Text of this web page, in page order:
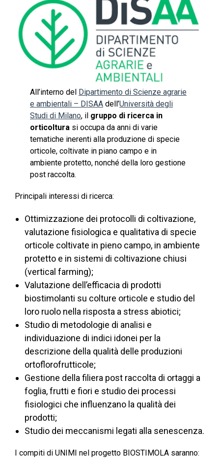
All’interno del Dipartimento di Scienze agrarie
e ambientali – DISAA dell’Università degli
Studi di Milano, il gruppo di ricerca in
orticoltura si occupa da anni di varie
tematiche inerenti alla produzione di specie
orticole, coltivate in piano campo e in
ambiente protetto, nonché della loro gestione
post raccolta.
Principali interessi di ricerca:
Ottimizzazione dei protocolli di coltivazione,
valutazione fisiologica e qualitativa di specie
orticole coltivate in pieno campo, in ambiente
protetto e in sistemi di coltivazione chiusi
(vertical farming);
Valutazione dell’efficacia di prodotti
biostimolanti su colture orticole e studio del
loro ruolo nella risposta a stress abiotici;
Studio di metodologie di analisi e
individuazione di indici idonei per la
descrizione della qualità delle produzioni
ortoflorofrutticole;
Gestione della filiera post raccolta di ortaggi a
foglia, frutti e fiori e studio dei processi
fisiologici che influenzano la qualità dei
prodotti;
Studio dei meccanismi legati alla senescenza.
I compiti di UNIMI nel progetto BIOSTIMOLA saranno: